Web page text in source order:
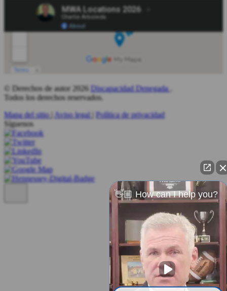
© Derechos de autor 2026 Discapacidad Denegada
Todos los derechos reservados.
Mapa del sitio Aviso legal
Política de privacidad
Síguenos
👋🏼 How can I help you?